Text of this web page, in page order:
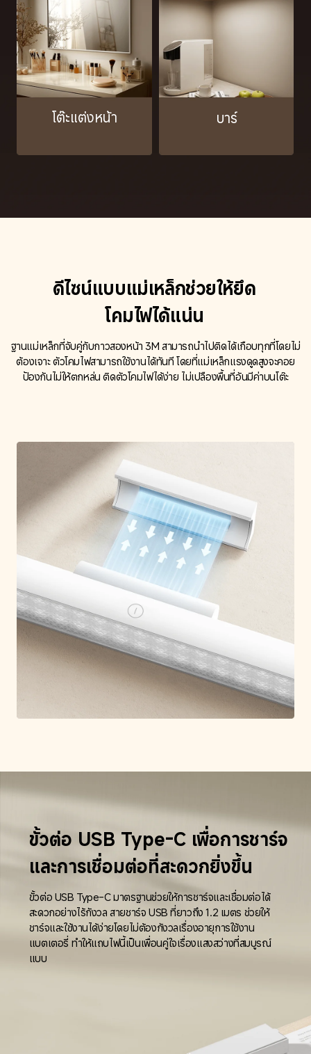
โต๊ะแต่งหน้า บาร์
ดีไซน์แบบแม่เหล็กช่วยให้ยึด
โคมไฟได้แน่น
ฐานแม่เหล็กที่จับคู่กับกาวสองหน้า 3M สามารถนำไปติดได้เกือบทุกที่โดยไม่
ต้องเจาะ ตัวโคมไฟสามารถใช้งานได้ทันที โดยที่แม่เหล็กแรงดูดสูงจะคอย
ป้องกันไม่ให้ตกหล่น ติดตัวโคมไฟได้ง่าย ไม่เปลืองพื้นที่อันมีค่าบนโต๊ะ
ขั้วต่อ USB Type-C เพื่อการชาร์จ
และการเชื่อมต่อที่สะดวกยิ่งขึ้น
ขั้วต่อ USB Type-C มาตรฐานช่วยให้การชาร์จและเชื่อมต่อได้
สะดวกอย่างไร้กังวล สายชาร์จ USB ที่ยาวถึง 1.2 เมตร ช่วยให้
ชาร์จและใช้งานได้ง่ายโดยไม่ต้องกังวลเรื่องอายุการใช้งาน
แบตเตอรี่ ทำให้แถบไฟนี้เป็นเพื่อนคู่ใจเรื่องแสงสว่างที่สมบูรณ์
แบบ